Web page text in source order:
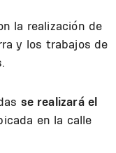
la realización de
y los trabajos de
se realizará el
en la calle